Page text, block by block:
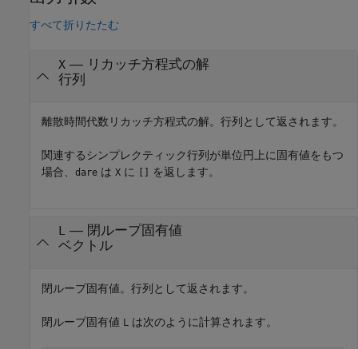
すべて折りたたむ
X— リカッチ方程式の解
行列
離散時間代数リカッチ方程式の解。行列として返されます。
関連するシンプレクティック行列が単位円上に固有値をもつ
場合、 dare は X に を返します。
— 閉ループ固有値
ベクトル
閉ループ固有値。行列として返されます。
閉ループ固有値 L は次のように計算されます。